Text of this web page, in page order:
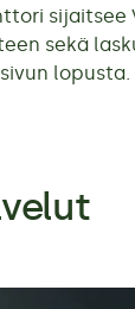
sijaitsee
sekä
lopusta.